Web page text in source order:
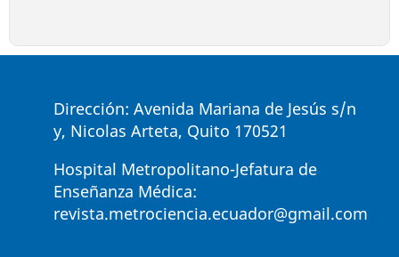
Dirección: Avenida Mariana de Jesús s/n
y, Nicolas Arteta, Quito 170521
Hospital Metropolitano-Jefatura de
Enseñanza Médica:
revista.metrociencia.ecuador@gmail.com